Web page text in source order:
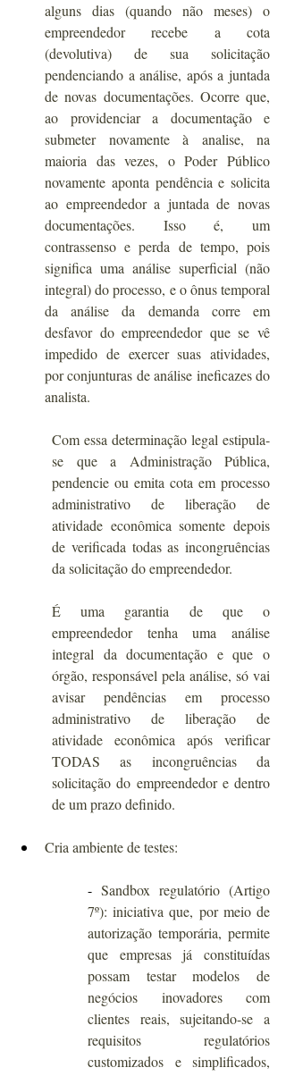
alguns dias (quando não meses) o
empreendedor recebe a cota
(devolutiva) de sua solicitação
pendenciando a análise, após a juntada
de novas documentações. Ocorre que,
ao providenciar a documentação e
submeter novamente à analise, na
maioria das vezes, o Poder Público
novamente aponta pendência e solicita
ao empreendedor a juntada de novas
documentações. Isso é, um
contrassenso e perda de tempo, pois
significa uma análise superficial (não
integral) do processo, e o ônus temporal
da análise da demanda corre em
desfavor do empreendedor que se vê
impedido de exercer suas atividades,
por conjunturas de análise ineficazes do
analista.
Com essa determinação legal estipula-
se que a Administração Pública,
pendencie ou emita cota em processo
administrativo de liberação de
atividade econômica somente depois
de verificada todas as incongruências
da solicitação do empreendedor.
É uma garantia de que o
empreendedor tenha uma análise
integral da documentação e que o
órgão, responsável pela análise, só vai
avisar pendências em processo
administrativo de liberação de
atividade econômica após verificar
TODAS as incongruências da
solicitação do empreendedor e dentro
de um prazo definido.
Cria ambiente de testes:
- Sandbox regulatório (Artigo
7º): iniciativa que, por meio de
autorização temporária, permite
que empresas já constituídas
possam testar modelos de
negócios inovadores com
clientes reais, sujeitando-se a
requisitos regulatórios
customizados e simplificados,